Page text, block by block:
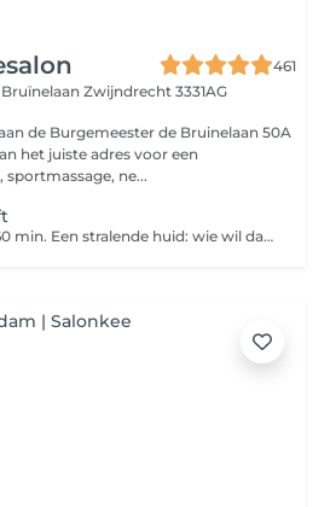
461
Zwijndrecht 3331AG
de Burgemeester de Bruinelaan 50A
het juiste adres voor een
ne...
Vital Natural Face Lift 60 min. Een stralende huid: wie wil dat nu niet? Door een gezichtsbehandeling geef je jouw huid weer een boost en ziet jouw gelaat er weer verzorgd en gezond uit. Bij de gezichtsbehandeling wordt het gelaat grondig gereinigd, worden dode huidcellen verwijderd en geniet je van een heerlijke hoofdhuidmassage. Het resultaat van deze behandeling? Een stevigere huid, mooie kleur en een gezonde glans! Geniet van een uitgebreide massage van gezicht, decolleté, schouders en nek, inclusief rustgevende penseelmassage. Er wordt een peelingmasker met natuurlijke ingrediënten (frambozenzaad en bamboe) die de huid hydrateert, aangebracht met vitamine C-serum en wordt er afgesloten met een dagcrème voor een stralende huid. Bij Natural Face Lift van Vital Massagesalon krijgt u: Reinigingsmassage met dieptereiniging; Peeling; Relaxerende gezichtsbehandeling; Penseelmassage; Stralende huid Prijs €61,-